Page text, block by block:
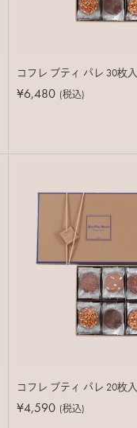
コフレ プティ パレ 30枚入
¥6,480 (税込)
コフレ プティ パレ 20枚入
¥4,590 (税込)